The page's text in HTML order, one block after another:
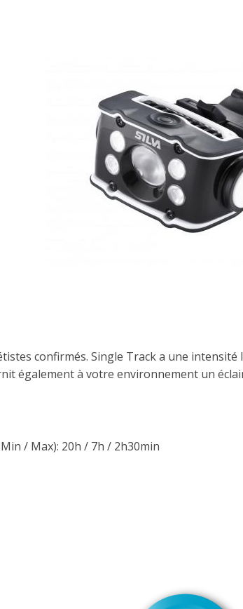
confirmés. Single Track a une
également à votre environnement un
/ Max): 20h / 7h / 2h30min